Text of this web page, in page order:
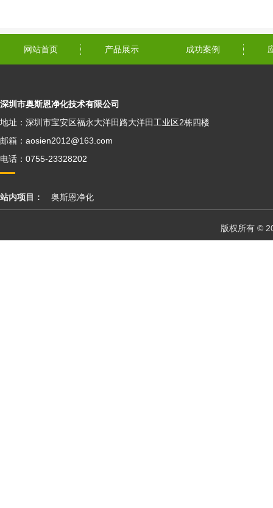
网站首页 产品展示 成功案例
深圳市奥斯恩净化技术有限公司
地址：深圳市宝安区福永大洋田路大洋田工业区2栋四楼
邮箱：aosien2012@163.com
电话：0755-23328202
站内项目： 奥斯恩净化
版权所有 ©